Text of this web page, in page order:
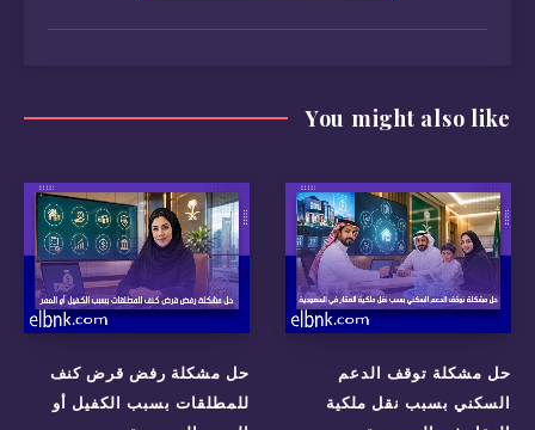
You might also like
حل مشكلة رفض قرض كنف
للمطلقات بسبب الكفيل أو
حل مشكلة توقف الدعم
السكني بسبب نقل ملكية